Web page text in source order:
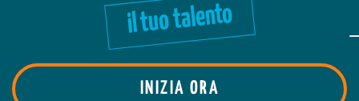
il tuo talento
INIZIA ORA